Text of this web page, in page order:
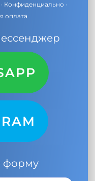
Конфиденциально ·
оплата
форму